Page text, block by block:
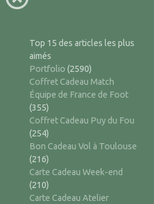
Top 15 des articles les plus
aimés
Portfolio (2590)
Coffret Cadeau Match
Équipe de France de Foot
(355)
Coffret Cadeau Puy du Fou
(254)
Bon Cadeau Vol à Toulouse
(216)
Carte Cadeau Week-end
(210)
Carte Cadeau Atelier